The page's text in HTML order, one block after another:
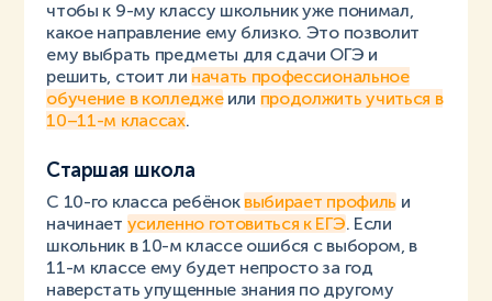
чтобы к 9-му классу школьник уже понимал,
какое направление ему близко. Это позволит
ему выбрать предметы для сдачи ОГЭ и
решить, стоит ли начать профессиональное
обучение в колледжеили продолжить учиться в
10–11-м классах.
Старшая школа
С 10-го класса ребёнок выбирает профиль и
начинает усиленно готовиться к ЕГЭ. Если
школьник в 10-м классе ошибся с выбором, в
11-м классе ему будет непросто за год
наверстать упущенные знания по другому